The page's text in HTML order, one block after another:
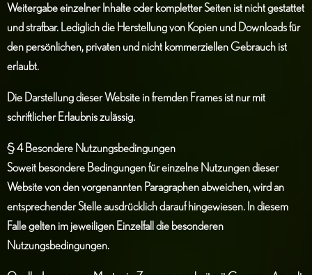
Weitergabe einzelner Inhalte oder kompletter Seiten ist nicht gestattet
und strafbar. Lediglich die Herstellung von Kopien und Downloads für
den persönlichen, privaten und nicht kommerziellen Gebrauch ist
erlaubt.
Die Darstellung dieser Website in fremden Frames ist nur mit
schriftlicher Erlaubnis zulässig.
§ 4 Besondere Nutzungsbedingungen
Soweit besondere Bedingungen für einzelne Nutzungen dieser
Website von den vorgenannten Paragraphen abweichen, wird an
entsprechender Stelle ausdrücklich darauf hingewiesen. In diesem
Falle gelten im jeweiligen Einzelfall die besonderen
Nutzungsbedingungen.